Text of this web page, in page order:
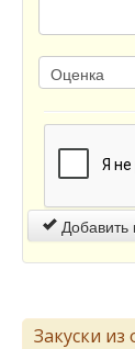
Добавить
Закуски